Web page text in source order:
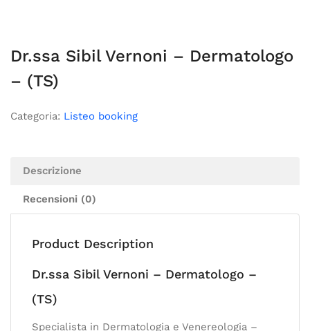
Dr.ssa Sibil Vernoni – Dermatologo
– (TS)
Categoria: Listeo booking
Descrizione
Recensioni (0)
Product Description
Dr.ssa Sibil Vernoni – Dermatologo –
(TS)
Specialista in Dermatologia e Venereologia –